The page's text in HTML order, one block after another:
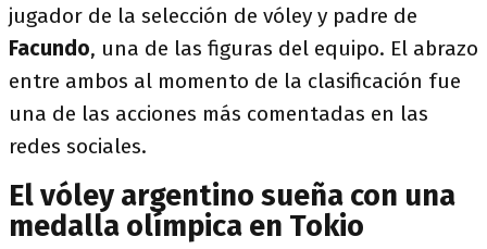
jugador de la selección de vóley y padre de
Facundo, una de las figuras del equipo. El abrazo
entre ambos al momento de la clasificación fue
una de las acciones más comentadas en las
redes sociales.
El vóley argentino sueña con una
medalla olímpica en Tokio